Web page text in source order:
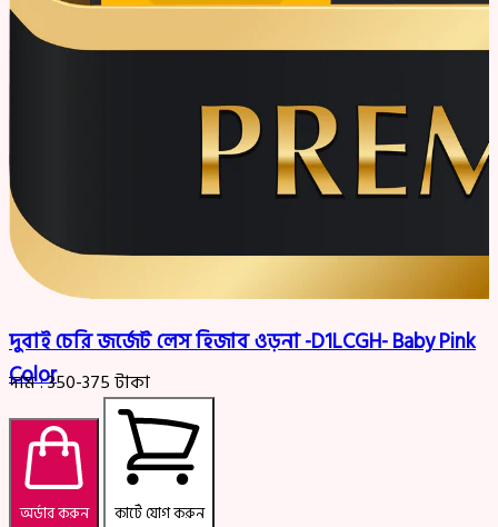
দুবাই চেরি জর্জেট লেস হিজাব ওড়না -D1LCGH- Baby Pink
Color
দাম :350-375টাকা
অর্ডার করুন কার্টে যোগ করুন